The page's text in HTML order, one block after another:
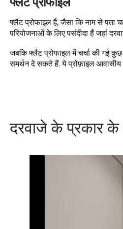
फ्लैट प्रोफाइल हैं, जैसा कि नाम से पता
परियोजनाओं के लिए पसंदीदा हैं जहां
जबकि फ्लैट प्रोफाइल में चर्चा की गई
समर्थन दे सकते हैं. ये प्रोफ़ाइल
दरवाजे के प्रकार के